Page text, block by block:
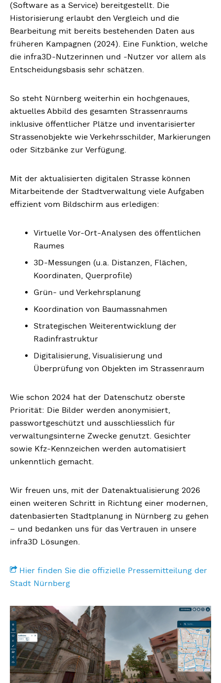
(Software as a Service) bereitgestellt. Die
Historisierung erlaubt den Vergleich und die
Bearbeitung mit bereits bestehenden Daten aus
früheren Kampagnen (2024). Eine Funktion, welche
die infra3D-Nutzerinnen und -Nutzer vor allem als
Entscheidungsbasis sehr schätzen.
So steht Nürnberg weiterhin ein hochgenaues,
aktuelles Abbild des gesamten Strassenraums
inklusive öffentlicher Plätze und inventarisierter
Strassenobjekte wie Verkehrsschilder, Markierungen
oder Sitzbänke zur Verfügung.
Mit der aktualisierten digitalen Strasse können
Mitarbeitende der Stadtverwaltung viele Aufgaben
effizient vom Bildschirm aus erledigen:
Virtuelle Vor-Ort-Analysen des öffentlichen
Raumes
3D-Messungen (u.a. Distanzen, Flächen,
Koordinaten, Querprofile)
Grün- und Verkehrsplanung
Koordination von Baumassnahmen
Strategischen Weiterentwicklung der
Radinfrastruktur
Digitalisierung, Visualisierung und
Überprüfung von Objekten im Strassenraum
Wie schon 2024 hat der Datenschutz oberste
Priorität: Die Bilder werden anonymisiert,
passwortgeschützt und ausschliesslich für
verwaltungsinterne Zwecke genutzt. Gesichter
sowie Kfz-Kennzeichen werden automatisiert
unkenntlich gemacht.
Wir freuen uns, mit der Datenaktualisierung 2026
einen weiteren Schritt in Richtung einer modernen,
datenbasierten Stadtplanung in Nürnberg zu gehen
– und bedanken uns für das Vertrauen in unsere
infra3D Lösungen.
Hier finden Sie die offizielle Pressemitteilung der
Stadt Nürnberg